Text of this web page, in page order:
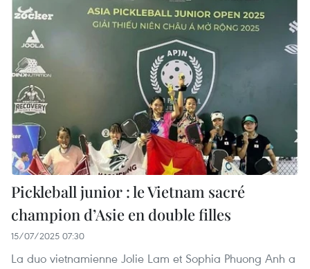
Pickleball junior : le Vietnam sacré
champion d’Asie en double filles
15/07/2025 07:30
La duo vietnamienne Jolie Lam et Sophia Phuong Anh a